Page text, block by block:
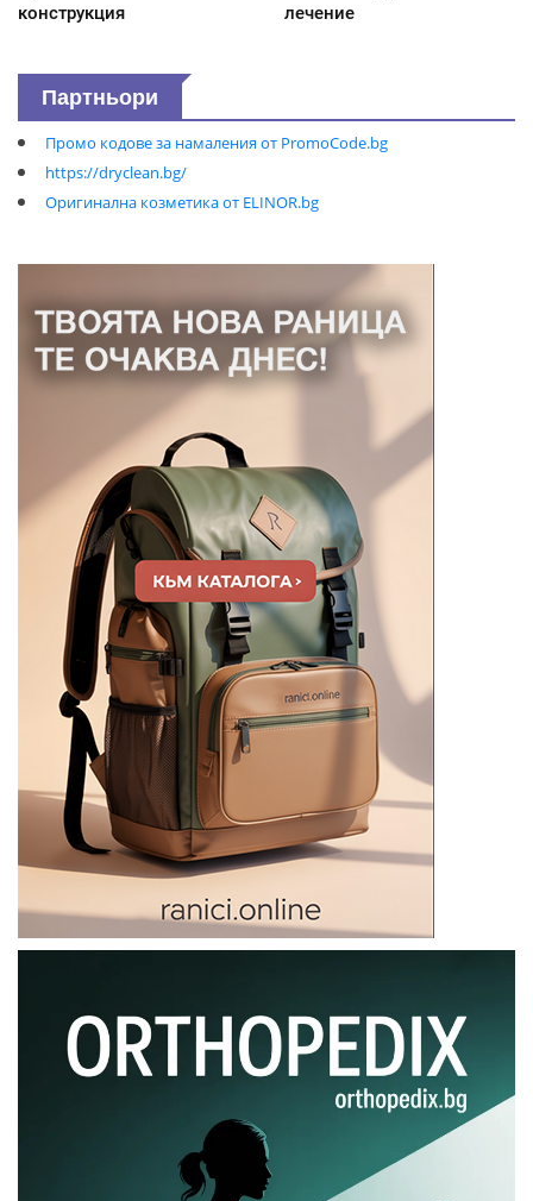
конструкция
лечение
Партньори
Промо кодове за намаления от PromoCode.bg
https://dryclean.bg/
Оригинална козметика от ELINOR.bg